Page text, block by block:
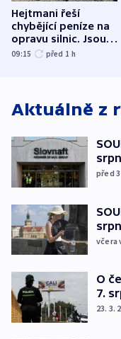
Hejtmani řeší
chybějící peníze na
opravu silnic. Jsou
nenárokové, namítá
09:15 před 1 h
Aktuálně z
před
včera
O
7.
23. 3.